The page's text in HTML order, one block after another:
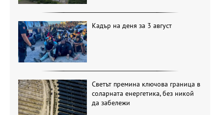
Кадър на деня за 3 август
Светът премина ключова граница в
соларната енергетика, без никой
да забележи